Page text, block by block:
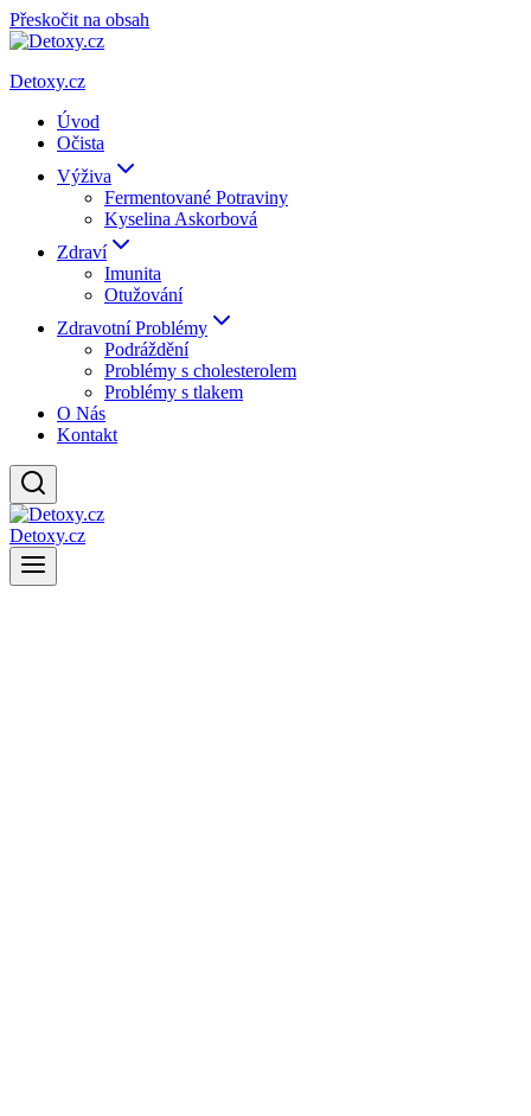
Přeskočit na obsah
Detoxy.cz
Úvod
Očista
Výživa
Fermentované Potraviny
Kyselina Askorbová
Zdraví
Imunita
Otužování
Zdravotní Problémy
Podráždění
Problémy s cholesterolem
Problémy s tlakem
O Nás
Kontakt
Detoxy.cz